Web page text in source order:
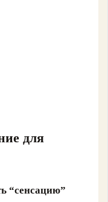
для
“сенсацию”